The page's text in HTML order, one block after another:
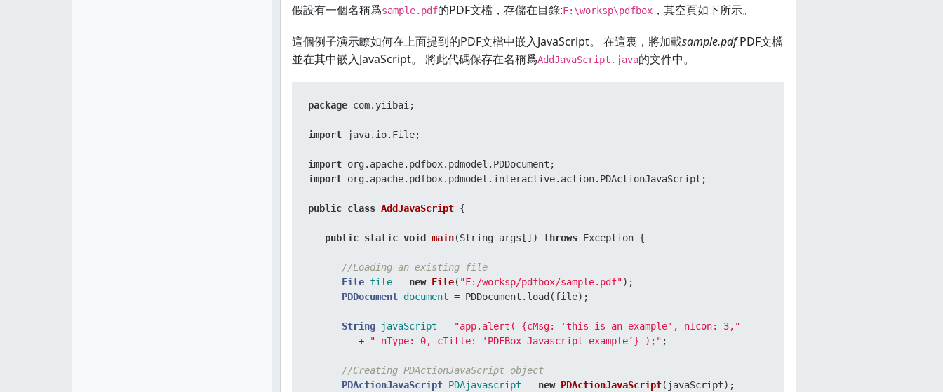
假設有一個名稱爲sample.pdf的PDF文檔，存儲在目錄:F:\worksp\pdfbox ，其空頁如下所示。
這個例子演示瞭如何在上面提到的PDF文檔中嵌入JavaScript。 在這裏，將加載sample.pdfPDF文檔
並在其中嵌入JavaScript。 將此代碼保存在名稱爲AddJavaScript.java的文件中。
package com.yiibai;
import java.io.File;
import
import org.apache.pdfbox.pdmodel.interactive.action.PDActionJavaScript;
public class AddJavaScript {
public static void main(String args[]) throws Exception {
//Loading an existing file
File file = new File( "F:/worksp/pdfbox/sample.pdf");
PDDocument document = PDDocument.load(file);
String javaScript =
"app.alert( {cMsg: 'this is an example', nIcon: 3,"
         +
" nType: 0, cTitle: 'PDFBox Javascript example’} );" ;
//Creating PDActionJavaScript object
PDActionJavaScript PDAjavascript = new PDActionJavaScript(javaScript);